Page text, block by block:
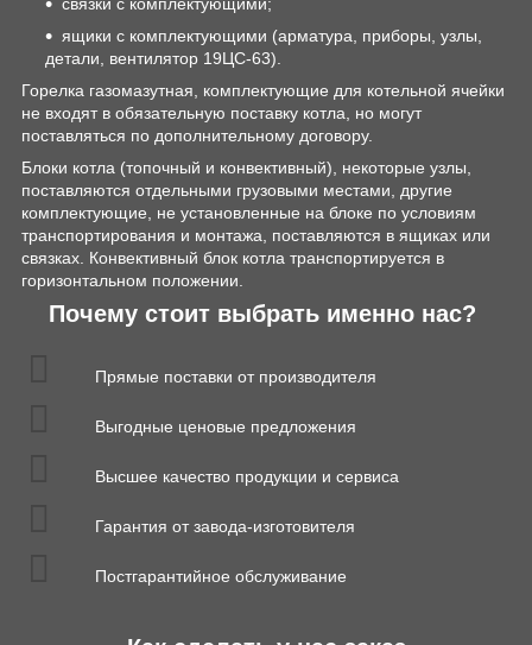
ящики с комплектующими (арматура, приборы, узлы,
детали, вентилятор 19ЦС-63).
Горелка газомазутная, комплектующие для котельной ячейки
не входят в обязательную поставку котла, но могут
поставляться по дополнительному договору.
Блоки котла (топочный и конвективный), некоторые узлы,
поставляются отдельными грузовыми местами, другие
комплектующие, не установленные на блоке по условиям
транспортирования и монтажа, поставляются в ящиках или
связках. Конвективный блок котла транспортируется в
горизонтальном положении.
Почему стоит выбрать именно нас?
Прямые поставки от производителя
Выгодные ценовые предложения
Высшее качество продукции и сервиса
Гарантия от завода-изготовителя
Постгарантийное обслуживание